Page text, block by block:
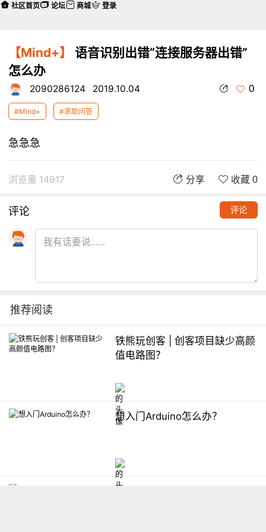
【Mind+】
语音识别出错“连接服务器出错”
怎么办
2090286124 2019.10.04 0
#Mind+ #求助问答
急急急
浏览量 14917 分享 收藏 0
评论 评论
推荐阅读
铁熊玩创客 | 创客项目缺少高颜
值电路图？
想入门Arduino怎么办？
社区首页 论坛 商城 登录